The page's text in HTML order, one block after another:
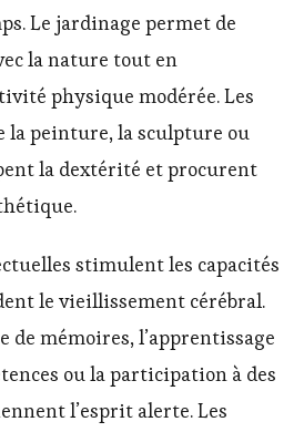
Le jardinage permet de
la nature tout en
physique modérée. Les
la peinture, la sculpture ou
la dextérité et procurent
stimulent les capacités
le vieillissement cérébral.
de mémoires, l’apprentissage
ou la participation à des
l’esprit alerte. Les